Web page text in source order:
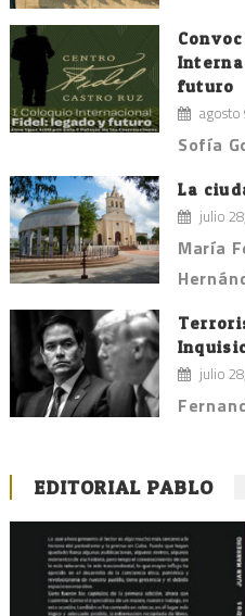
futuro
agosto
Sofía
La
julio
María
julio
EDITORIAL PABLO